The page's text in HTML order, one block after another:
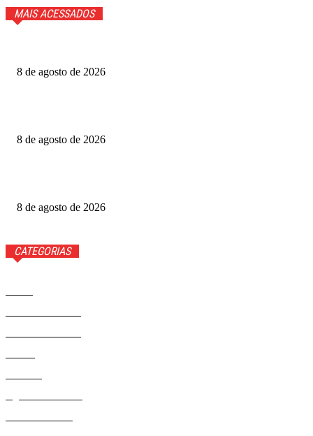
MAIS ACESSADOS
8 de agosto de 2026
8 de agosto de 2026
8 de agosto de 2026
CATEGORIAS